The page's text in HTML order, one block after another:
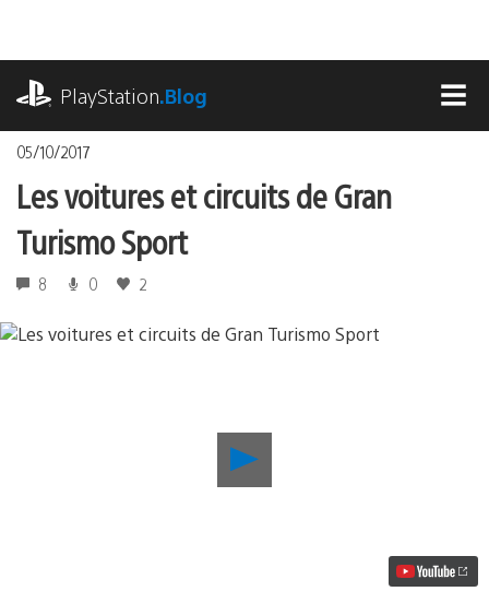
contenu
PlayStation.Blog
05/10/2017
Les voitures et circuits de Gran
Turismo Sport
8 0 2
vidéo